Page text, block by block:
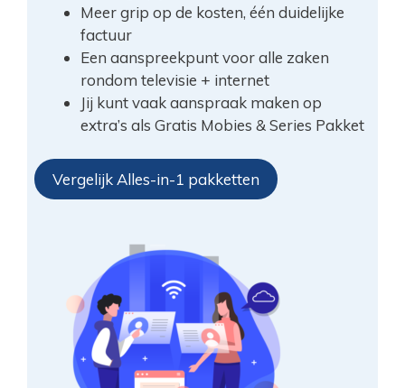
Meer grip op de kosten, één duidelijke
factuur
Een aanspreekpunt voor alle zaken
rondom televisie + internet
Jij kunt vaak aanspraak maken op
extra’s als Gratis Mobies & Series Pakket
Vergelijk Alles-in-1 pakketten